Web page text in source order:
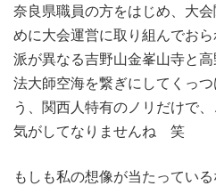
奈良県職員の方をはじめ、大
めに大会運営に取り組んでお
派が異なる吉野山金峯山寺と
法大師空海を繋ぎにしてくっ
う、関西人特有のノリだけで
気がしてなりませんね 笑
もしも私の想像が当たってい